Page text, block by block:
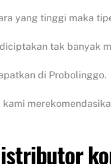
yang tinggi maka
tak banyak
di Probolinggo.